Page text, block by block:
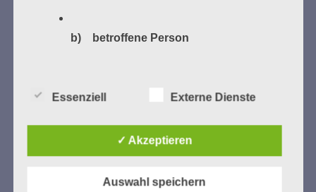
b) betroffene Person
deren personenbezogene Daten von dem
Essenziell Externe Dienste
✓ Akzeptieren
Auswahl speichern